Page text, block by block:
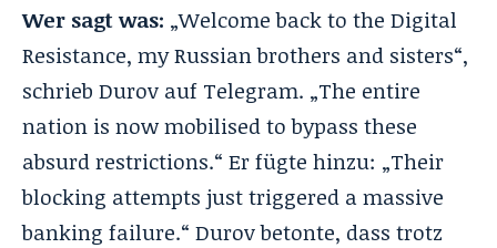
Wer sagt was: „Welcome back to the Digital
Resistance, my Russian brothers and sisters“,
schrieb Durov auf Telegram. „The entire
nation is now mobilised to bypass these
absurd restrictions.“ Er fügte hinzu: „Their
blocking attempts just triggered a massive
banking failure.“ Durov betonte, dass trotz